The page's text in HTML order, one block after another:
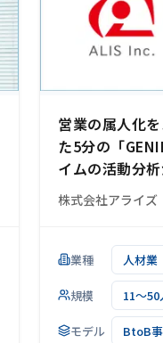
営業の属人化
た5分の「
イムの活動分
株式会社アライズ
業種 人材業
規模 11～50
モデル BtoB